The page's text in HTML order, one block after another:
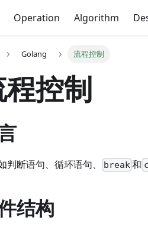
Operation Algorithm
Golang 流程控制
控制
判断语句、循环语句、 break和
结构